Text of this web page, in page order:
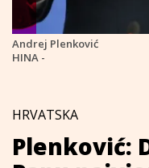
Andrej Plenković
HINA -
HRVATSKA
Plenković: